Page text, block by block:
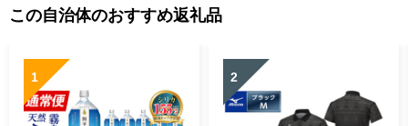
この自治体のおすすめ返礼品
1 2